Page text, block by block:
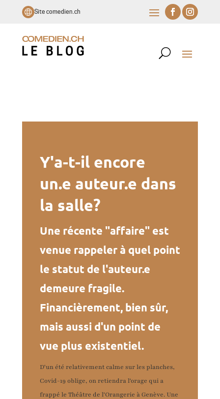
Site comedien.ch
Y'a-t-il encore
un.e auteur.e dans
la salle?
Une récente "affaire" est
venue rappeler à quel point
le statut de l'auteur.e
demeure fragile.
Financièrement, bien sûr,
mais aussi d'un point de
vue plus existentiel.
D'un été relativement calme sur les planches,
Covid-19 oblige, on retiendra l'orage qui a
frappé le Théâtre de l'Orangerie à Genève. Une